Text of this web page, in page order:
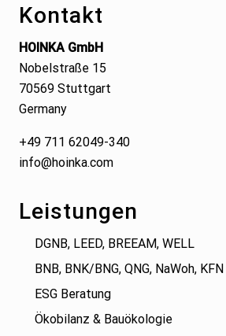
Kontakt
HOINKA GmbH
Nobelstraße 15
70569 Stuttgart
Germany
+49 711 62049-340
info@hoinka.com
Leistungen
DGNB, LEED, BREEAM, WELL
BNB, BNK/BNG, QNG, NaWoh, KFN
ESG Beratung
Ökobilanz & Bauökologie